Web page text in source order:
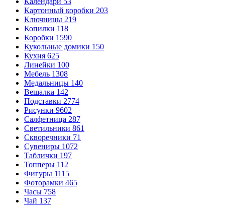
Картонный коробки 203
Ключницы 219
Копилки 118
Коробки 1590
Кукольные домики 150
Кухня 625
Линейки 100
Мебель 1308
Медальницы 140
Вешалка 142
Подставки 2774
Рисунки 9602
Салфетница 287
Светильники 861
Скворечники 71
Сувениры 1072
Таблички 197
Топперы 112
Фигуры 1115
Фоторамки 465
Часы 758
Чай 137